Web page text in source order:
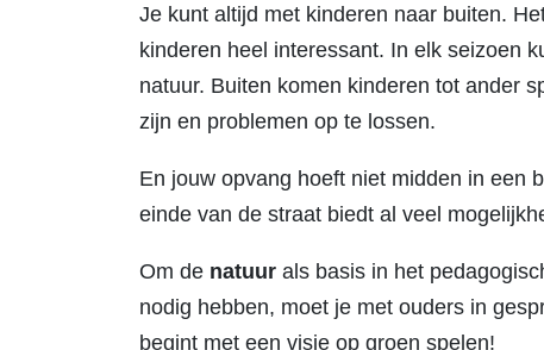
Je kunt altijd met kinderen naar buiten.
kinderen heel interessant. In elk seizoen
natuur. Buiten komen kinderen tot ander
zijn en problemen op te lossen.
En jouw opvang hoeft niet midden in een
einde van de straat biedt al veel
Om de natuur als basis in het
nodig hebben, moet je met ouders in
begint met een visie op groen spelen!